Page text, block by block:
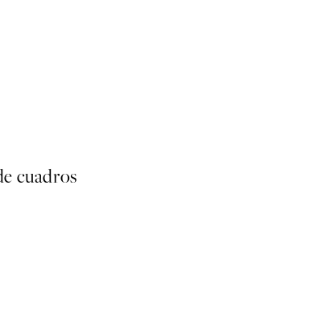
cuadros